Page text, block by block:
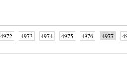
4972 4973 4974 4975 4976 4977